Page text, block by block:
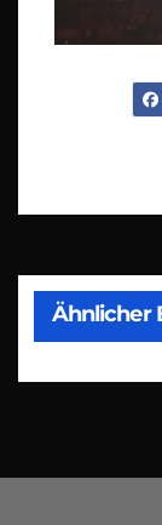
Ähnlicher